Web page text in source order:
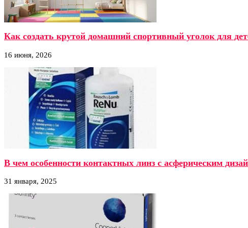
Как создать крутой домашний спортивный уголок для
16 июня, 2026
В чем особенности контактных линз с асферическим
31 января, 2025